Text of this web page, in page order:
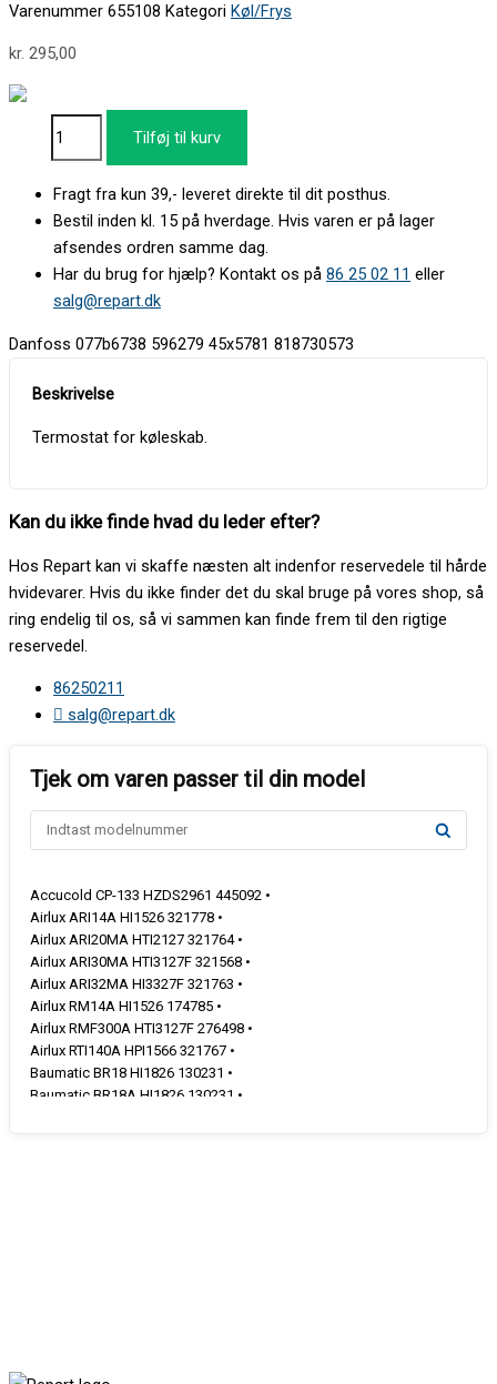
Varenummer 655108 Kategori Køl/Frys
kr. 295,00
Tilføj til kurv
Fragt fra kun 39,- leveret direkte til dit posthus.
Bestil inden kl. 15 på hverdage. Hvis varen er på lager
afsendes ordren samme dag.
Har du brug for hjælp? Kontakt os på 86 25 02 11 eller
salg@repart.dk
Danfoss 077b6738 596279 45x5781 818730573
Termostat for køleskab.
Kan du ikke finde hvad du leder efter?
Hos Repart kan vi skaffe næsten alt indenfor reservedele til hårde
hvidevarer. Hvis du ikke finder det du skal bruge på vores shop, så
ring endelig til os, så vi sammen kan finde frem til den rigtige
reservedel.
86250211
salg@repart.dk
Accucold CP-133 HZDS2961 445092 •
Airlux ARI14A HI1526 321778 •
Airlux ARI20MA HTI2127 321764 •
Airlux ARI30MA HTI3127F 321568 •
Airlux ARI32MA HI3327F 321763 •
Airlux RM14A HI1526 174785 •
Airlux RMF300A HTI3127F 276498 •
Airlux RTI140A HPI1566 321767 •
Baumatic BR18 HI1826 130231 •
Baumatic BR18A HI1826 130231 •
Baumatic BR25.8A HZI3027 470689 •